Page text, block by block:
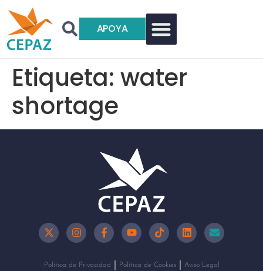
APOYA
Etiqueta: water
shortage
Política de Privacidad Política de Cookies Aviso Legal